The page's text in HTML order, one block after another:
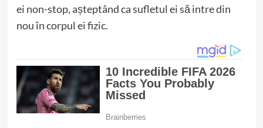
ei non-stop, așteptând ca sufletul ei să intre din
nou în corpul ei fizic.